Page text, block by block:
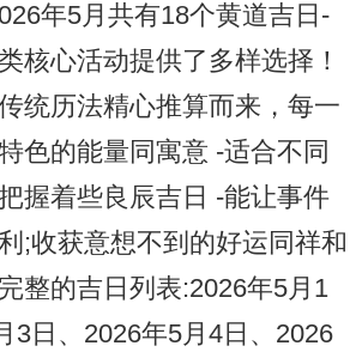
年5月共有18个黄道吉日-
核心活动提供了多样选择！
统历法精心推算而来，每一
色的能量同寓意 -适合不同
握着些良辰吉日 -能让事件
;收获意想不到的好运同祥和
整的吉日列表:2026年5月1
3日、2026年5月4日、2026